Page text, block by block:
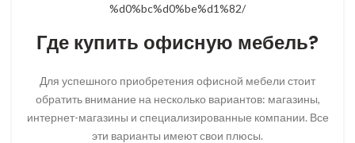
%d0%bc%d0%be%d1%82/
Где купить офисную мебель?
Для успешного приобретения офисной мебели стоит
обратить внимание на несколько вариантов: магазины,
интернет-магазины и специализированные компании. Все
эти варианты имеют свои плюсы.